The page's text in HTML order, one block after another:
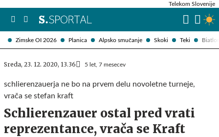
Zimske OI 2026 Planica Alpsko smučanje Skoki Teki
Telekom Slovenije
Sreda, 23. 12. 2020, 13.36 5 let, 7 mesecev
schlierenzauerja ne bo na prvem delu novoletne turneje,
vrača se stefan kraft
Schlierenzauer ostal pred vrati
reprezentance, vrača se Kraft